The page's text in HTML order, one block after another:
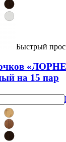
Быстрый
очков
на 15 пар